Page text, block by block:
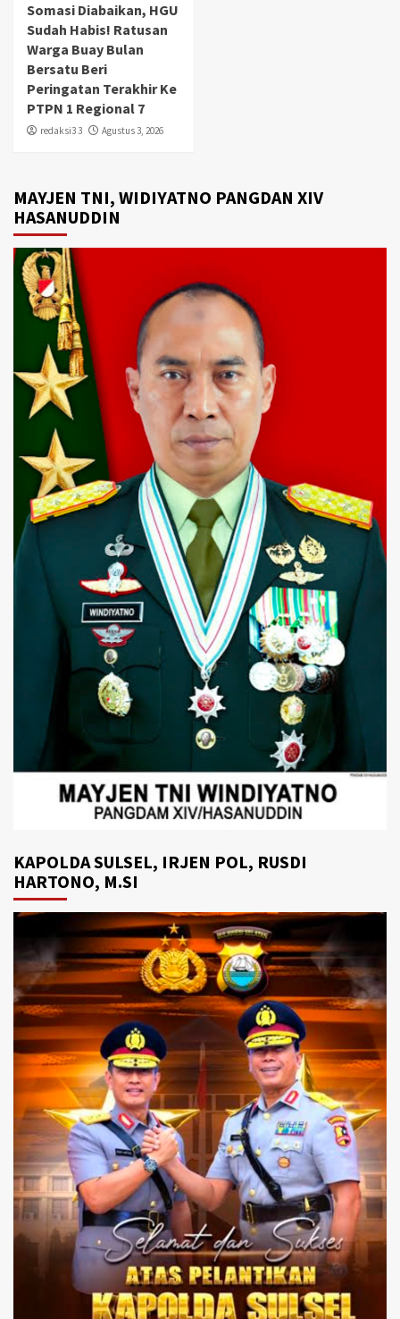
Somasi Diabaikan, HGU
Sudah Habis! Ratusan
Warga Buay Bulan
Bersatu Beri
Peringatan Terakhir Ke
PTPN 1 Regional 7
redaksi3 3 Agustus 3, 2026
MAYJEN TNI, WIDIYATNO PANGDAN XIV
HASANUDDIN
KAPOLDA SULSEL, IRJEN POL, RUSDI
HARTONO, M.SI